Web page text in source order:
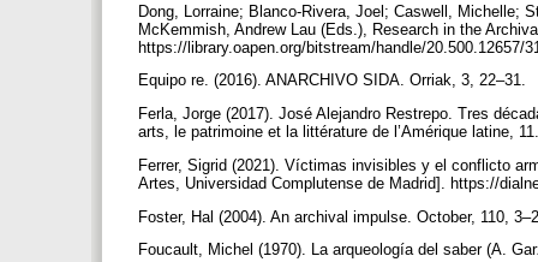
Dong, Lorraine; Blanco-Rivera, Joel; Caswell, Michelle;
McKemmish, Andrew Lau (Eds.), Research in the
https://library.oapen.org/bitstream/handle/20.500.12657/
Equipo re. (2016). ANARCHIVO SIDA. Orriak, 3, 22–31.
Ferla, Jorge (2017). José Alejandro Restrepo. Tres
arts, le patrimoine et la littérature de l’Amérique latine,
Ferrer, Sigrid (2021). Víctimas invisibles y el conflicto
Artes, Universidad Complutense de Madrid]. https://
Foster, Hal (2004). An archival impulse. October, 110,
Foucault, Michel (1970). La arqueología del saber (A.